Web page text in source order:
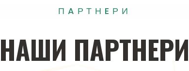
ПAРТНEРИ
НAШИ ПAРТНEРИ